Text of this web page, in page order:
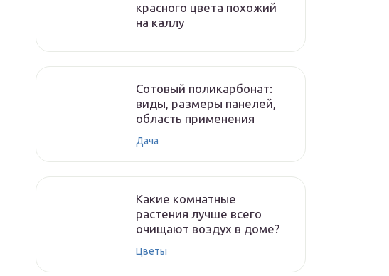
красного цвета похожий
на каллу
Сотовый поликарбонат:
виды, размеры панелей,
область применения
Дача
Какие комнатные
растения лучше всего
очищают воздух в доме?
Цветы